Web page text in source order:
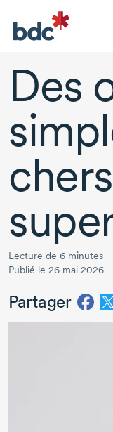
Des
Lecture de 6 minutes
Publié le 26 mai 2026
Partager